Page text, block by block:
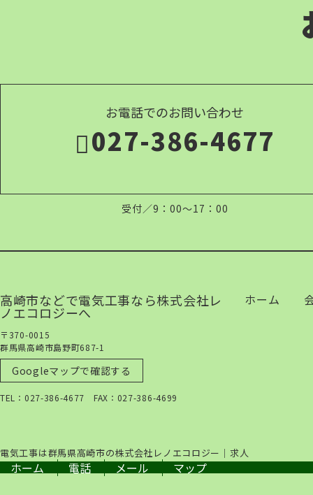
お電話でのお問い合わせ
027-386-4677
受付／9：00～17：00
高崎市などで電気工事なら株式会社レ
ノエコロジーへ
ホーム
〒370-0015
群馬県高崎市島野町687-1
Googleマップで確認する
TEL：027-386-4677 FAX：027-386-4699
電気工事は群馬県高崎市の株式会社レノエコロジー｜求人
ホーム 電話 メール マップ